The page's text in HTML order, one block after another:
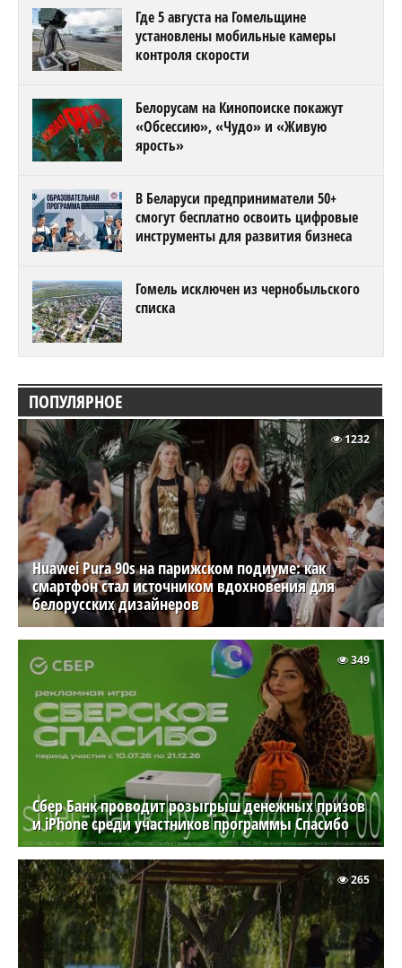
Где 5 августа на Гомельщине
установлены мобильные камеры
контроля скорости
Белорусам на Кинопоиске покажут
«Обсессию», «Чудо» и «Живую
ярость»
В Беларуси предприниматели 50+
смогут бесплатно освоить цифровые
инструменты для развития бизнеса
Гомель исключен из чернобыльского
списка
ПОПУЛЯРНОЕ
Huawei Pura 90s на парижском подиуме: как
смартфон стал источником вдохновения для
белорусских дизайнеров
1232
Сбер Банк проводит розыгрыш денежных призов
и iPhone среди участников программы Спасибо
349
265